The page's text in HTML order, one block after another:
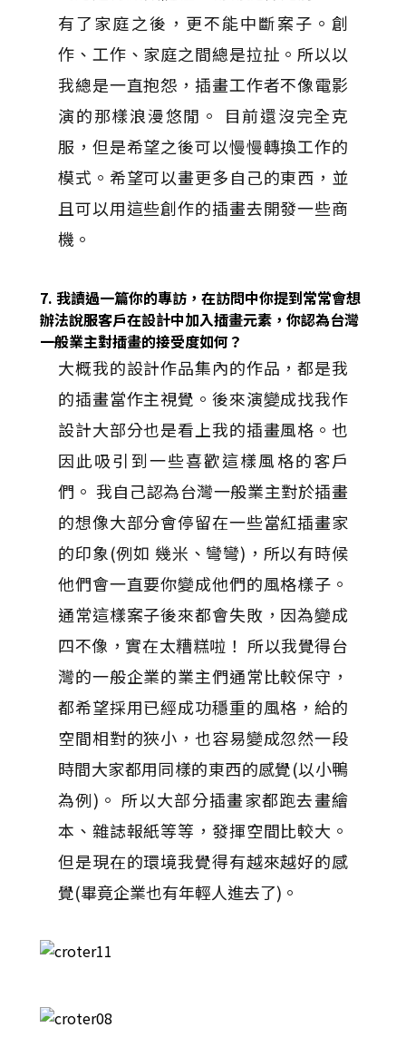
有了家庭之後，更不能中斷案子。創
作、工作、家庭之間總是拉扯。所以以
我總是一直抱怨，插畫工作者不像電影
演的那樣浪漫悠閒。 目前還沒完全克
服，但是希望之後可以慢慢轉換工作的
模式。希望可以畫更多自己的東西，並
且可以用這些創作的插畫去開發一些商
機。
7. 我讀過一篇你的專訪，在訪問中你提到常常會想
辦法說服客戶在設計中加入插畫元素，你認為台灣
一般業主對插畫的接受度如何？
大概我的設計作品集內的作品，都是我
的插畫當作主視覺。後來演變成找我作
設計大部分也是看上我的插畫風格。也
因此吸引到一些喜歡這樣風格的客戶
們。 我自己認為台灣一般業主對於插畫
的想像大部分會停留在一些當紅插畫家
的印象(例如 幾米、彎彎)，所以有時候
他們會一直要你變成他們的風格樣子。
通常這樣案子後來都會失敗，因為變成
四不像，實在太糟糕啦！ 所以我覺得台
灣的一般企業的業主們通常比較保守，
都希望採用已經成功穩重的風格，給的
空間相對的狹小，也容易變成忽然一段
時間大家都用同樣的東西的感覺(以小鴨
為例)。 所以大部分插畫家都跑去畫繪
本、雜誌報紙等等，發揮空間比較大。
但是現在的環境我覺得有越來越好的感
覺(畢竟企業也有年輕人進去了)。